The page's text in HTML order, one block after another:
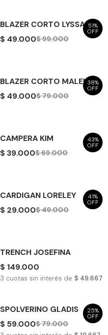
51%
OFF
BLAZER CORTO LYSSA
$ 49.000$ 99.000
38%
OFF
BLAZER CORTO MALENA
$ 49.000$ 79.000
43%
OFF
CAMPERA KIM
$ 39.000$ 69.000
41%
OFF
CARDIGAN LORELEY
$ 29.000$ 49.000
TRENCH JOSEFINA
$ 149.000
3 cuotas sin interés de $ 49.667
25%
OFF
SPOLVERINO GLADIS
$ 59.000$ 79.000